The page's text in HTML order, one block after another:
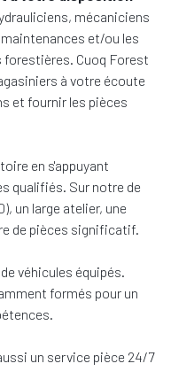
mécaniciens
et/ou les
forestières. Cuoq Forest
à votre écoute
et fournir les pièces
en s'appuyant
qualifiés. Sur notre de
un large atelier, une
de pièces significatif.
véhicules équipés.
formés pour un
un service pièce 24/7